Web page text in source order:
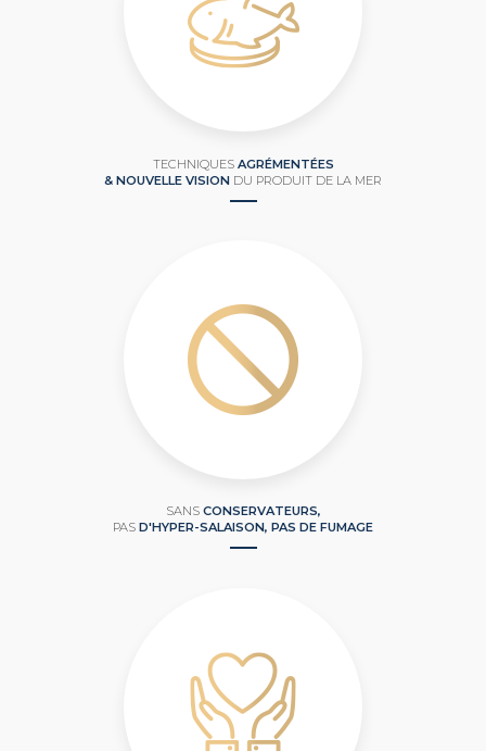
TECHNIQUES AGRÉMENTÉES
& NOUVELLE VISION DU PRODUIT DE LA MER
SANS CONSERVATEURS,
PAS D'HYPER-SALAISON, PAS DE FUMAGE